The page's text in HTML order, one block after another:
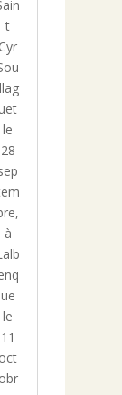
t
Cyr
le
28
à
ue
le
11
oct
obr